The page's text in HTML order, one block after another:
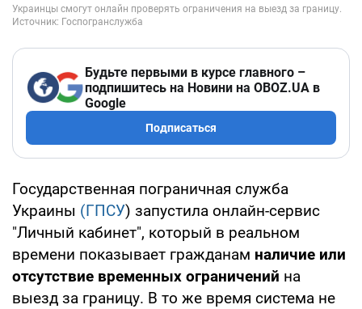
Будьте первыми в курсе главного –
подпишитесь на Новини на OBOZ.UA в
Google
Подписаться
Государственная пограничная служба
Украины (ГПСУ) запустила онлайн-сервис
"Личный кабинет", который в реальном
времени показывает гражданам наличие или
отсутствие временных ограничений на
выезд за границу. В то же время система не